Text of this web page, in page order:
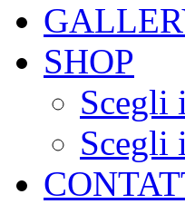
SHOP
Scegli
Scegli